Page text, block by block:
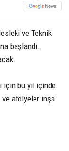
ve Teknik
başlandı.
için bu yıl içinde
ve atölyeler inşa